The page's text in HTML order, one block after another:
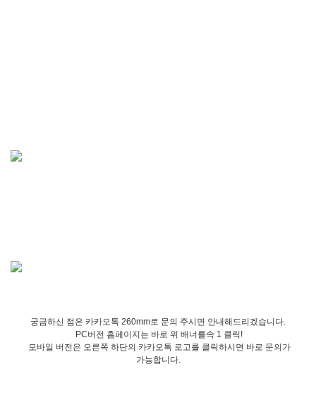
궁금하신 점은 카카오톡 260mm로 문의 주시면 안내해드리겠습니다.
PC버전 홈페이지는 바로 위 배너를속 1 클릭!
모바일 버전은 오른쪽 하단의 카카오톡 로고를 클릭하시면 바로 문의가
가능합니다.